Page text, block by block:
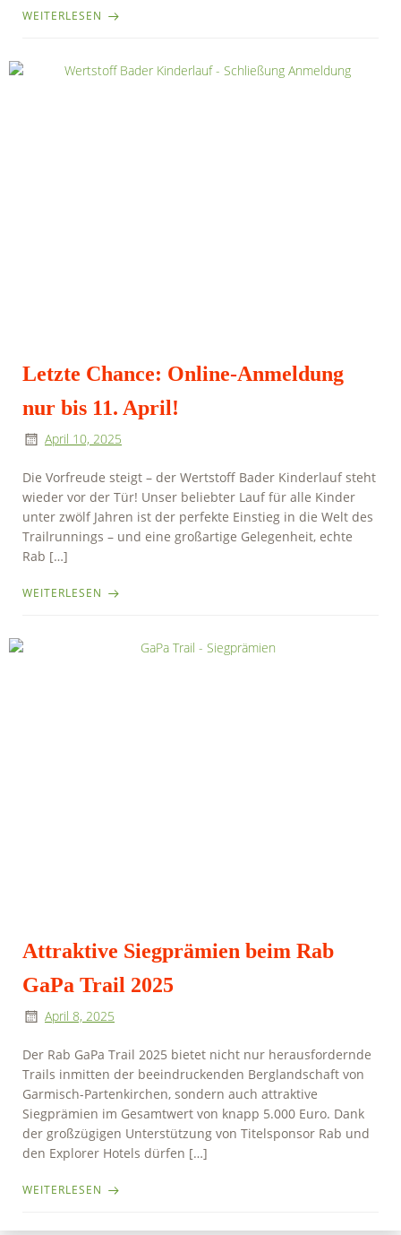
WEITERLESEN
Letzte Chance: Online-Anmeldung
nur bis 11. April!
April 10, 2025
Die Vorfreude steigt – der Wertstoff Bader Kinderlauf steht
wieder vor der Tür! Unser beliebter Lauf für alle Kinder
unter zwölf Jahren ist der perfekte Einstieg in die Welt des
Trailrunnings – und eine großartige Gelegenheit, echte
Rab […]
WEITERLESEN
Attraktive Siegprämien beim Rab
GaPa Trail 2025
April 8, 2025
Der Rab GaPa Trail 2025 bietet nicht nur herausfordernde
Trails inmitten der beeindruckenden Berglandschaft von
Garmisch-Partenkirchen, sondern auch attraktive
Siegprämien im Gesamtwert von knapp 5.000 Euro. Dank
der großzügigen Unterstützung von Titelsponsor Rab und
den Explorer Hotels dürfen […]
WEITERLESEN